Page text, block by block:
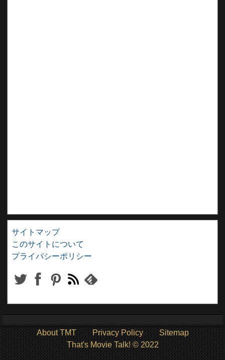
サイトマップ
このサイトについて
プライバシーポリシー
About TMT Privacy Policy
Sitemap
That's Movie Talk! © 2022